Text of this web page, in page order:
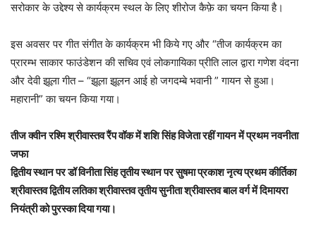
सरोकार के उद्देश्य से कार्यक्रम स्थल के लिए शीरोज कैफ़े का चयन किया है।
इस अवसर पर गीत संगीत के कार्यक्रम भी किये गए और “तीज कार्यक्रम का
प्रारम्भ साकार फाउंडेशन की सचिव एवं लोकगायिका प्रीति लाल द्वारा गणेश वंदना
और देवी झूला गीत – “झूला झूलन आई हो जगदम्बे भवानी ” गायन से हुआ।
महारानी” का चयन किया गया।
तीज क्वीन रश्मि श्रीवास्तव रैंप वॉक में शशि सिंह विजेता रहीं गायन में प्रथम नवनीता
जफा
द्वितीय स्थान पर डॉ विनीता सिंह तृतीय स्थान पर सुषमा प्रकाश नृत्य प्रथम कीर्तिका
श्रीवास्तव द्वितीय लतिका श्रीवास्तव तृतीय सुनीता श्रीवास्तव बाल वर्ग में दिमायरा
नियंत्री को पुरस्का दिया गया।